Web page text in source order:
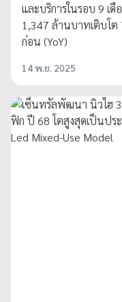
และบริการในรอบ 9 เ
1,347 ล้านบาทเติบโต
ก่อน (YoY)
14 พ.ย. 2025